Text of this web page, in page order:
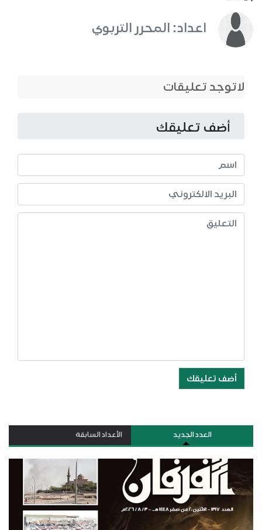
اعداد: المحرر التربوي
لاتوجد تعليقات
أضف تعليقك
أضف تعليقك
العدد الجديد الأعداد السابقة